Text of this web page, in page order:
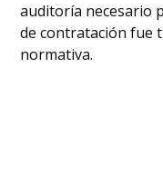
auditoría necesario
de contratación fue
normativa.